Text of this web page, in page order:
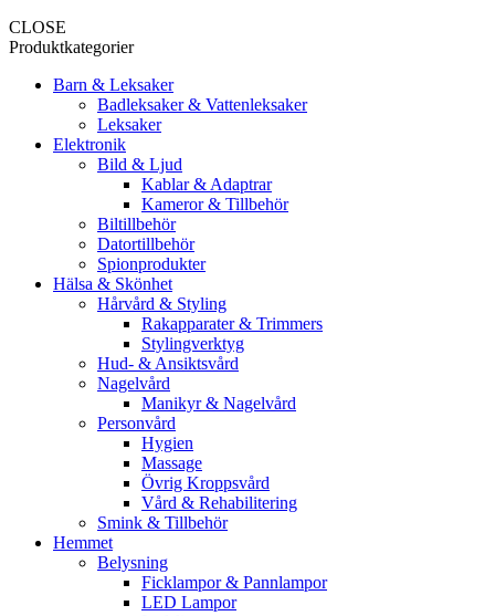
CLOSE
Produktkategorier
Barn & Leksaker
Badleksaker & Vattenleksaker
Leksaker
Elektronik
Bild & Ljud
Kablar & Adaptrar
Kameror & Tillbehör
Biltillbehör
Datortillbehör
Spionprodukter
Hälsa & Skönhet
Hårvård & Styling
Rakapparater & Trimmers
Stylingverktyg
Hud- & Ansiktsvård
Nagelvård
Manikyr & Nagelvård
Personvård
Hygien
Massage
Övrig Kroppsvård
Vård & Rehabilitering
Smink & Tillbehör
Hemmet
Belysning
Ficklampor & Pannlampor
LED Lampor